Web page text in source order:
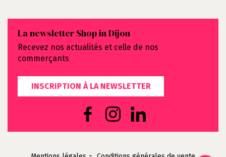
La newsletter Shop in Dijon
Recevez nos actualités et celle de nos
commerçants
INSCRIPTION À LA NEWSLETTER